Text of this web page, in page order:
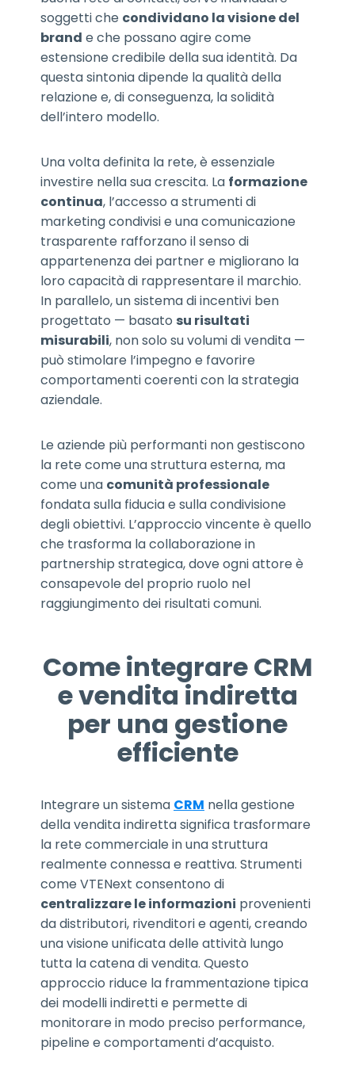
soggetti che condividano la visione del
brand e che possano agire come
estensione credibile della sua identità. Da
questa sintonia dipende la qualità della
relazione e, di conseguenza, la solidità
dell’intero modello.
Una volta definita la rete, è essenziale
investire nella sua crescita. La formazione
continua, l’accesso a strumenti di
marketing condivisi e una comunicazione
trasparente rafforzano il senso di
appartenenza dei partner e migliorano la
loro capacità di rappresentare il marchio.
In parallelo, un sistema di incentivi ben
progettato — basato su risultati
misurabili, non solo su volumi di vendita —
può stimolare l’impegno e favorire
comportamenti coerenti con la strategia
aziendale.
Le aziende più performanti non gestiscono
la rete come una struttura esterna, ma
come una comunità professionale
fondata sulla fiducia e sulla condivisione
degli obiettivi. L’approccio vincente è quello
che trasforma la collaborazione in
partnership strategica, dove ogni attore è
consapevole del proprio ruolo nel
raggiungimento dei risultati comuni.
Come integrare CRM
e vendita indiretta
per una gestione
efficiente
Integrare un sistema CRM nella gestione
della vendita indiretta significa trasformare
la rete commerciale in una struttura
realmente connessa e reattiva. Strumenti
come VTENext consentono di
centralizzare le informazioni provenienti
da distributori, rivenditori e agenti, creando
una visione unificata delle attività lungo
tutta la catena di vendita. Questo
approccio riduce la frammentazione tipica
dei modelli indiretti e permette di
monitorare in modo preciso performance,
pipeline e comportamenti d’acquisto.